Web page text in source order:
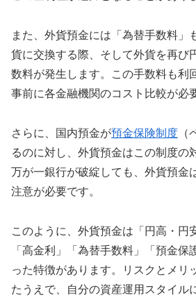
また、外貨預金には「為替手数料」
貨に交換する際、そして外貨を再び
数料が発生します。この手数料も利
事前に各金融機関のコスト比較が必
さらに、国内預金が預金保険制度
るのに対し、外貨預金はこの制度の
万が一銀行が破綻しても、外貨預金
注意が必要です。
このように、外貨預金は「円高・円
「高金利」「為替手数料」「預金保
った特徴があります。リスクとメリ
たうえで、自分の資産運用スタイル